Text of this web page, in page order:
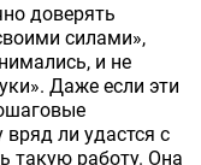
доверять
силами»,
и не
Даже если эти
ли удастся с
такую работу. Она